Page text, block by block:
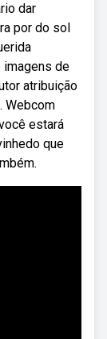
dar
por do sol
imagens de
atribuição
Webcom
estará
que